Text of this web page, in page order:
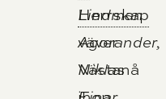
Herrskap
väver
Västanå